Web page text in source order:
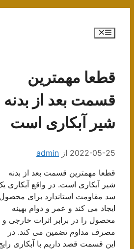
فهرست
قطعا مهمترین
قسمت بعد از بدنه
شیر آبکاری است
2022-05-25 از admin
قطعا مهمترین قسمت بعد از بدنه
شیر آبکاری است. در واقع آبکاری یک
سد مقاومت استاندارد برای محصول
ایجاد می کند و عمر و دوام بهینه
محصول را در برابر اثرات خارجی و
مصرف مداوم تضمین می کند. در
این قسمت قصد داریم با آبکاری رایج